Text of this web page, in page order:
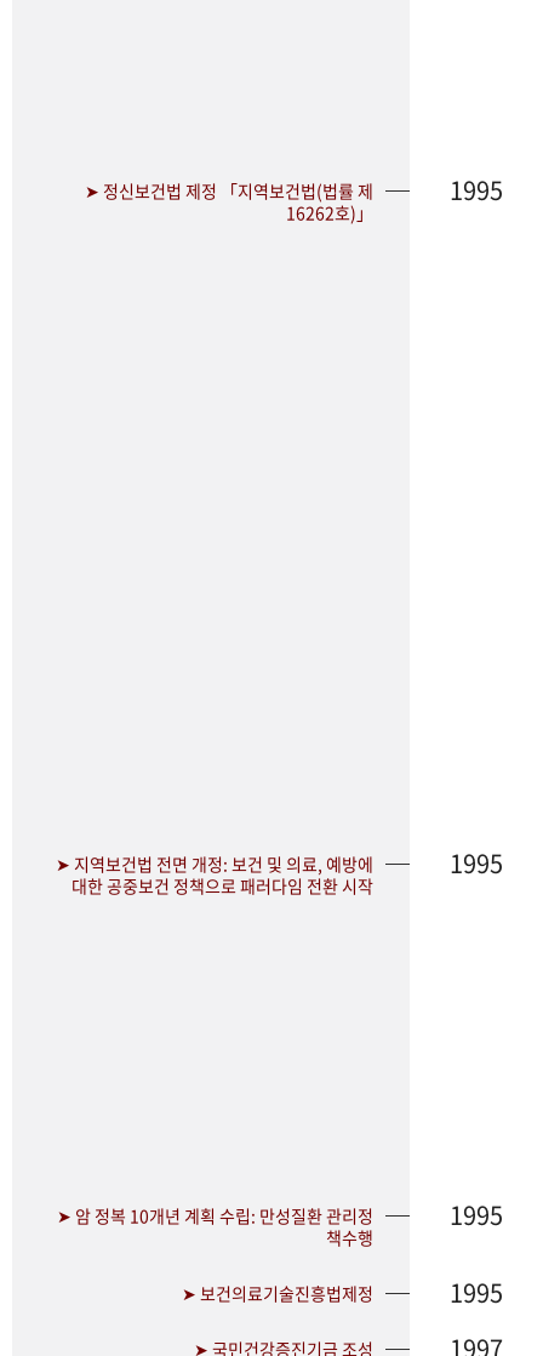
➤ 정신보건법 제정 「지역보건법(법률 제
16262호)」
1995
➤ 지역보건법 전면 개정: 보건 및 의료, 예방에
대한 공중보건 정책으로 패러다임 전환 시작
1995
➤ 암 정복 10개년 계획 수립: 만성질환 관리정
책수행
1995
➤ 보건의료기술진흥법제정 1995
➤ 국민건강증진기금 조성 1997